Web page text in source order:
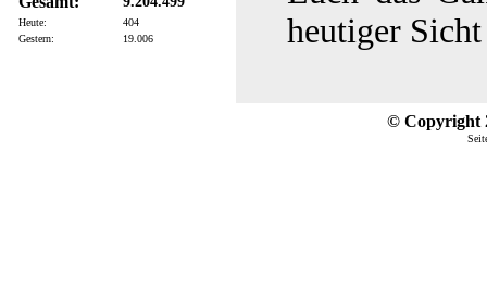
Heute:
404
Gestern:
19.006
heutiger Sicht
© Copyright